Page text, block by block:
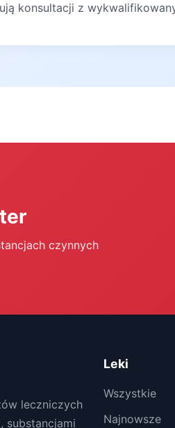
konsultacji z
czynnych
leczniczych
substancjami
Leki
Wszystkie
Najnowsze